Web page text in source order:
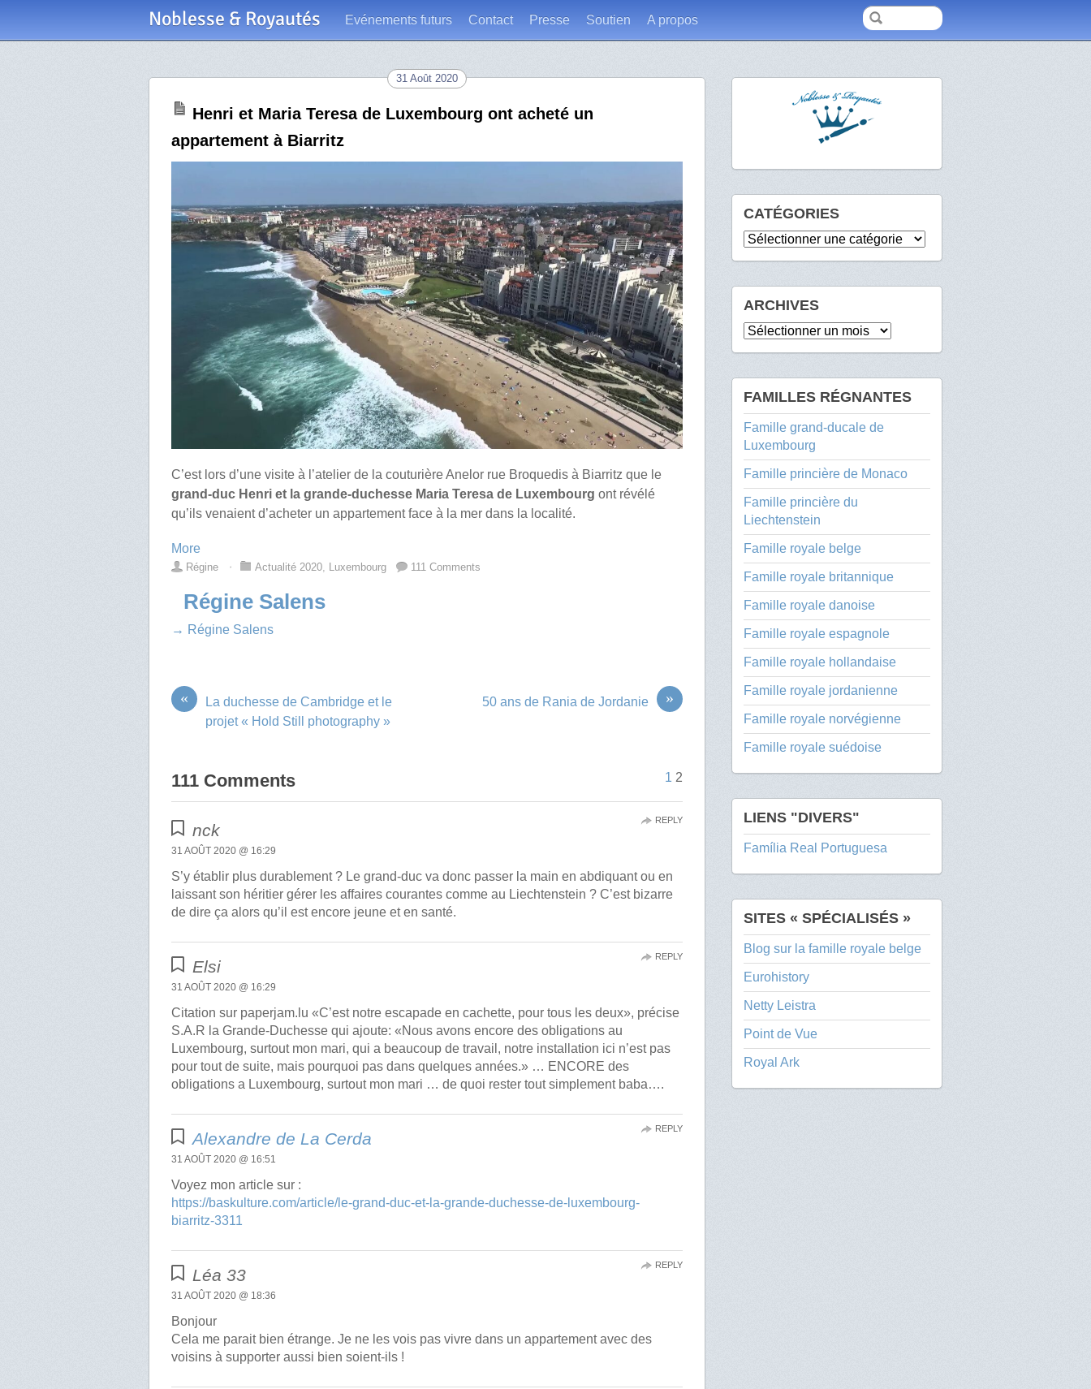
Noblesse & Royautés Evénements futurs Contact Presse Soutien A propos
31 Août 2020
Henri et Maria Teresa de Luxembourg ont acheté un
appartement à Biarritz
C’est lors d’une visite à l’atelier de la couturière Anelor rue Broquedis à Biarritz que le
grand-duc Henri et la grande-duchesse Maria Teresa de Luxembourg ont révélé
qu’ils venaient d’acheter un appartement face à la mer dans la localité.
More
Régine ⋅ Actualité 2020 Luxembourg 111 Comments
Régine Salens
→ Régine Salens
«
La duchesse de Cambridge et le
projet « Hold Still photography »
»
50 ans de Rania de Jordanie
111 Comments 1 2
nck
31 AOÛT 2020 @ 16:29
S’y établir plus durablement ? Le grand-duc va donc passer la main en abdiquant ou en
laissant son héritier gérer les affaires courantes comme au Liechtenstein ? C’est bizarre
de dire ça alors qu’il est encore jeune et en santé.
REPLY
Elsi
31 AOÛT 2020 @ 16:29
Citation sur paperjam.lu «C’est notre escapade en cachette, pour tous les deux», précise
S.A.R la Grande-Duchesse qui ajoute: «Nous avons encore des obligations au
Luxembourg, surtout mon mari, qui a beaucoup de travail, notre installation ici n’est pas
pour tout de suite, mais pourquoi pas dans quelques années.» … ENCORE des
obligations a Luxembourg, surtout mon mari … de quoi rester tout simplement baba….
REPLY
Alexandre de La Cerda
31 AOÛT 2020 @ 16:51
Voyez mon article sur :
https://baskulture.com/article/le-grand-duc-et-la-grande-duchesse-de-luxembourg-
biarritz-3311
REPLY
Léa 33
31 AOÛT 2020 @ 18:36
Bonjour
Cela me parait bien étrange. Je ne les vois pas vivre dans un appartement avec des
voisins à supporter aussi bien soient-ils !
REPLY
CATÉGORIES
Catégories
ARCHIVES
Archives
FAMILLES RÉGNANTES
Famille grand-ducale de
Luxembourg
Famille princière de Monaco
Famille princière du
Liechtenstein
Famille royale belge
Famille royale britannique
Famille royale danoise
Famille royale espagnole
Famille royale hollandaise
Famille royale jordanienne
Famille royale norvégienne
Famille royale suédoise
LIENS "DIVERS"
Família Real Portuguesa
SITES « SPÉCIALISÉS »
Blog sur la famille royale belge
Eurohistory
Netty Leistra
Point de Vue
Royal Ark